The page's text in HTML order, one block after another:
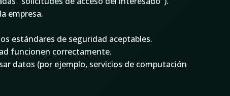
empresa.
estándares de seguridad aceptables.
funcionen correctamente.
datos (por ejemplo, servicios de computación